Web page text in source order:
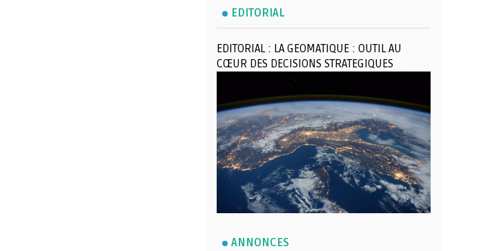
EDITORIAL
EDITORIAL : LA GEOMATIQUE : OUTIL AU
CŒUR DES DECISIONS STRATEGIQUES
ANNONCES